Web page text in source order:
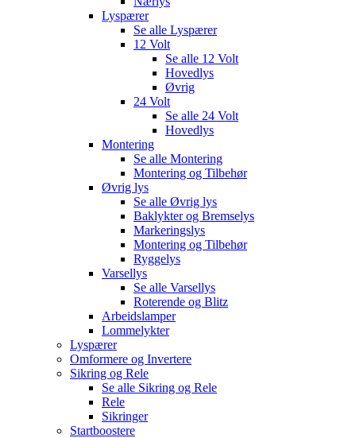
Lyspærer
Se alle Lyspærer
12 Volt
Se alle 12 Volt
Hovedlys
Øvrig
24 Volt
Se alle 24 Volt
Hovedlys
Montering
Se alle Montering
Montering og Tilbehør
Øvrig lys
Se alle Øvrig lys
Baklykter og Bremselys
Markeringslys
Montering og Tilbehør
Ryggelys
Varsellys
Se alle Varsellys
Roterende og Blitz
Arbeidslamper
Lommelykter
Lyspærer
Omformere og Invertere
Sikring og Rele
Se alle Sikring og Rele
Rele
Sikringer
Startboostere